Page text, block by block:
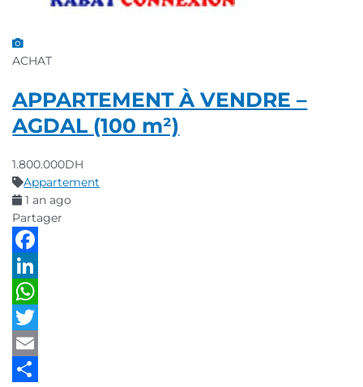
ACHAT
APPARTEMENT À VENDRE –
AGDAL (100 m²)
1.800.000DH
Appartement
1 an ago
Partager
Facebook
LinkedIn
WhatsApp
Twitter
Email